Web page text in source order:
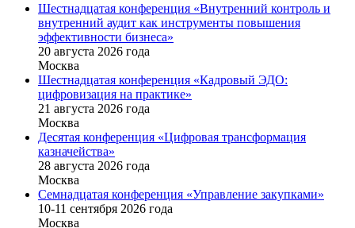
Шестнадцатая конференция «Внутренний контроль и
внутренний аудит как инструменты повышения
эффективности бизнеса»
20 августа 2026 года
Москва
Шестнадцатая конференция «Кадровый ЭДО:
цифровизация на практике»
21 августа 2026 года
Москва
Десятая конференция «Цифровая трансформация
казначейства»
28 августа 2026 года
Москва
Семнадцатая конференция «Управление закупками»
10-11 сентября 2026 года
Москва